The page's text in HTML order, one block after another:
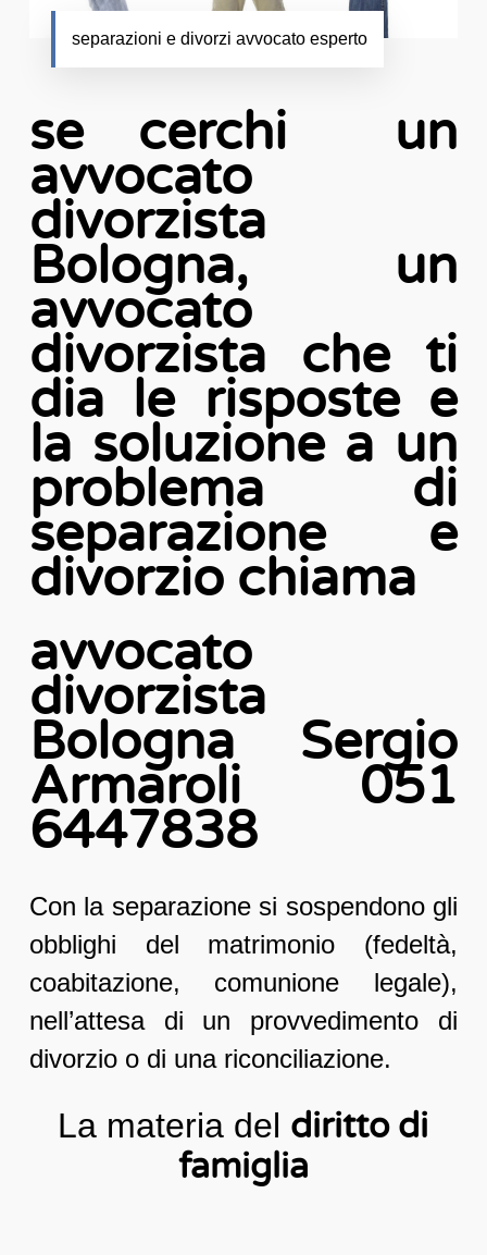
separazioni e divorzi avvocato esperto
se cerchi un
avvocato
divorzista
Bologna, un
avvocato
divorzista che ti
dia le risposte e
la soluzione a un
problema di
separazione e
divorzio chiama
avvocato
divorzista
Bologna Sergio
Armaroli 051
6447838
Con la separazione si sospendono gli
obblighi del matrimonio (fedeltà,
coabitazione, comunione legale),
nell’attesa di un provvedimento di
divorzio o di una riconciliazione.
La materia del diritto di
famiglia